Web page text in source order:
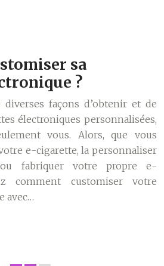
sa
?
façons d’obtenir et de
électroniques personnalisées,
vous. Alors, que vous
e-cigarette, la personnaliser
fabriquer votre propre e-
comment customiser votre
avec…